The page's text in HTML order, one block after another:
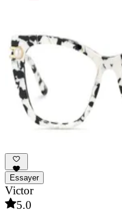
Essayer
Victor
5.0